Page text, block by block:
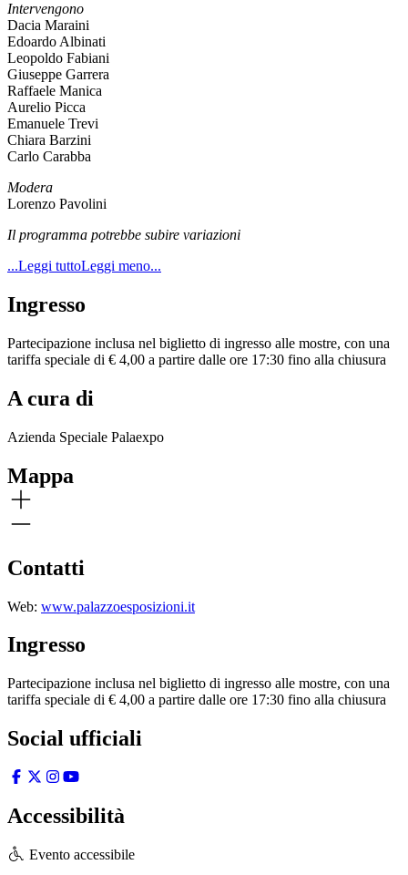
Intervengono
Dacia Maraini
Edoardo Albinati
Leopoldo Fabiani
Giuseppe Garrera
Raffaele Manica
Aurelio Picca
Emanuele Trevi
Chiara Barzini
Carlo Carabba
Modera
Lorenzo Pavolini
Il programma potrebbe subire variazioni
...Leggi tuttoLeggi meno...
Ingresso
Partecipazione inclusa nel biglietto di ingresso alle mostre, con una
tariffa speciale di € 4,00 a partire dalle ore 17:30 fino alla chiusura
A cura di
Azienda Speciale Palaexpo
Mappa
Contatti
Web: www.palazzoesposizioni.it
Ingresso
Partecipazione inclusa nel biglietto di ingresso alle mostre, con una
tariffa speciale di € 4,00 a partire dalle ore 17:30 fino alla chiusura
Social ufficiali
Accessibilità
Evento accessibile